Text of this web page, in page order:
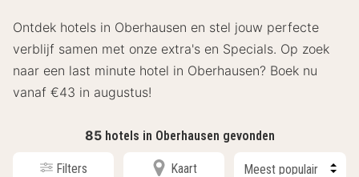
Ontdek hotels in Oberhausen en stel jouw perfecte
verblijf samen met onze extra's en Specials. Op zoek
naar een last minute hotel in Oberhausen? Boek nu
vanaf €43 in augustus!
85 hotels in Oberhausen gevonden
Filters Kaart